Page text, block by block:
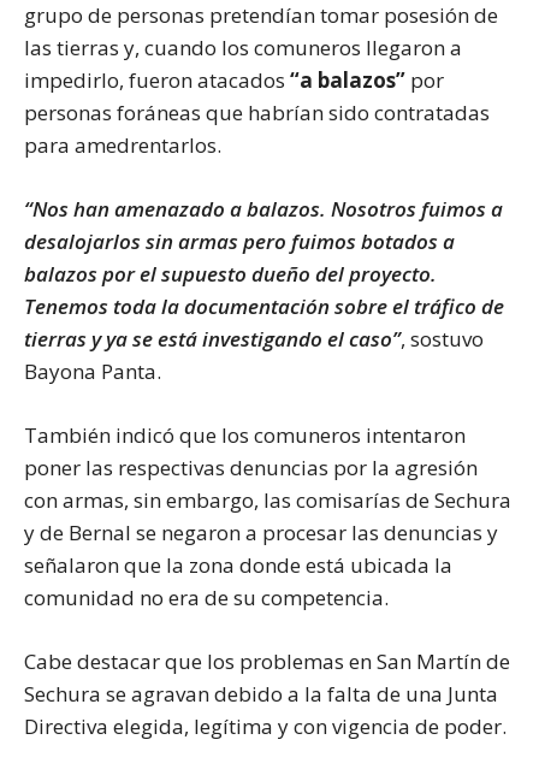
grupo de personas pretendían tomar posesión de
las tierras y, cuando los comuneros llegaron a
impedirlo, fueron atacados “a balazos” por
personas foráneas que habrían sido contratadas
para amedrentarlos.
“Nos han amenazado a balazos. Nosotros fuimos a
desalojarlos sin armas pero fuimos botados a
balazos por el supuesto dueño del proyecto.
Tenemos toda la documentación sobre el tráfico de
tierras y ya se está investigando el caso”, sostuvo
Bayona Panta.
También indicó que los comuneros intentaron
poner las respectivas denuncias por la agresión
con armas, sin embargo, las comisarías de Sechura
y de Bernal se negaron a procesar las denuncias y
señalaron que la zona donde está ubicada la
comunidad no era de su competencia.
Cabe destacar que los problemas en San Martín de
Sechura se agravan debido a la falta de una Junta
Directiva elegida, legítima y con vigencia de poder.